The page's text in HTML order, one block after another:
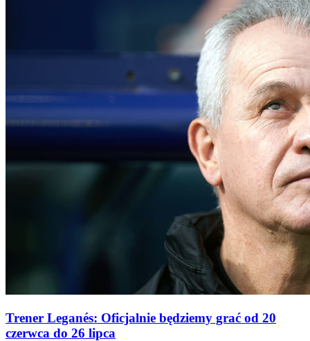
Trener Leganés: Oficjalnie będziemy grać od 20
czerwca do 26 lipca